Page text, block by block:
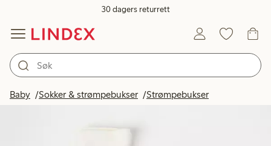
30 dagers returrett
Baby Sokker & strømpebukser Strømpebukser